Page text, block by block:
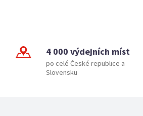
4 000 výdejních míst
po celé České republice a
Slovensku